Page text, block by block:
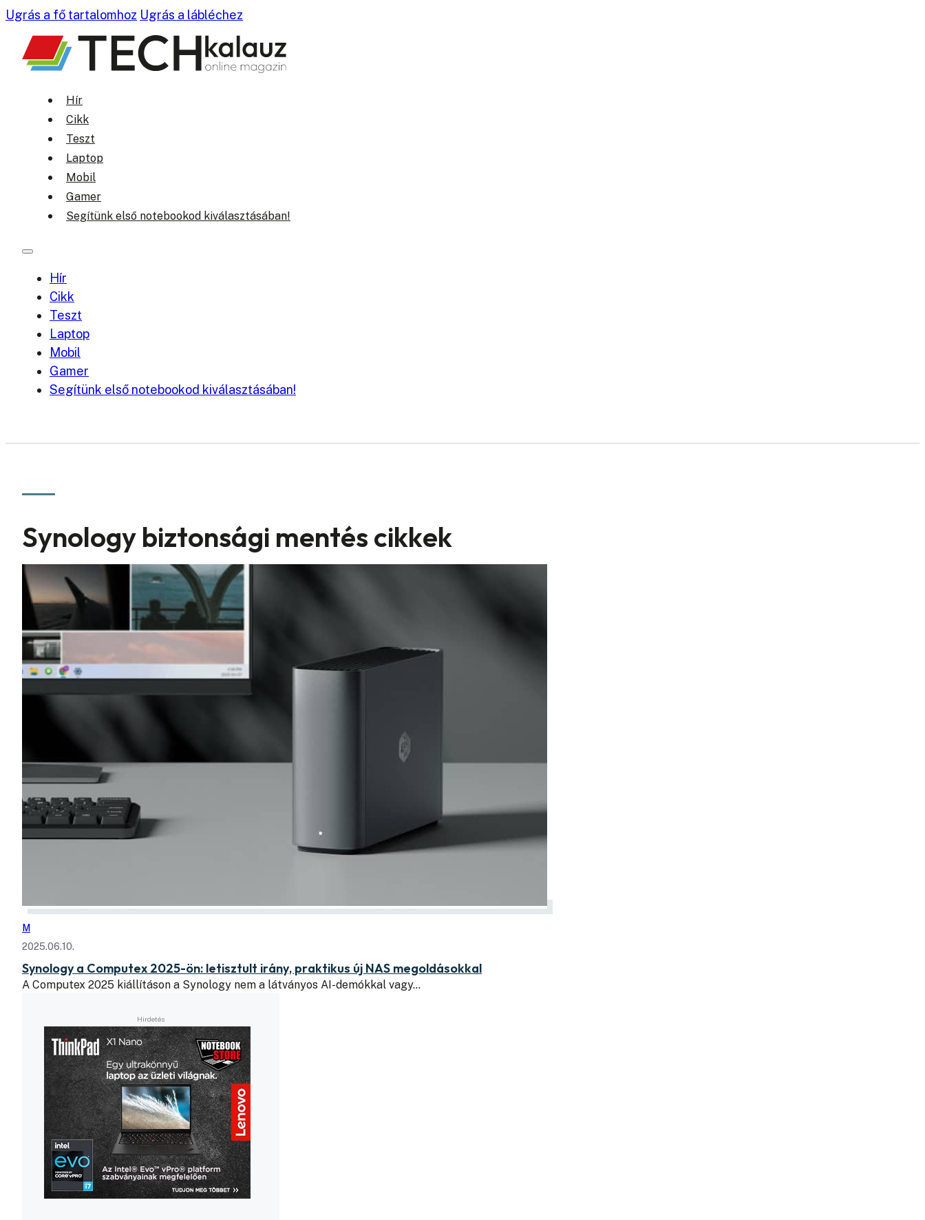
Ugrás a fő tartalomhoz Ugrás a lábléchez
Hír
Cikk
Teszt
Laptop
Mobil
Gamer
Segítünk első notebookod kiválasztásában!
Hír
Cikk
Teszt
Laptop
Mobil
Gamer
Segítünk első notebookod kiválasztásában!
Synology biztonsági mentés cikkek
M
2025.06.10.
Synology a Computex 2025-ön: letisztult irány, praktikus új NAS megoldásokkal
A Computex 2025 kiállításon a Synology nem a látványos AI-demókkal vagy…